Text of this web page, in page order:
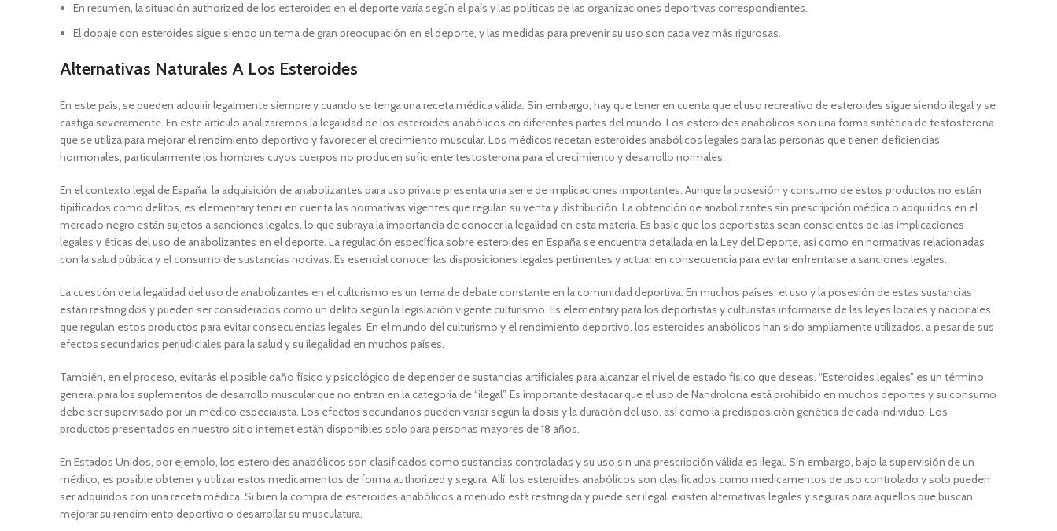
En resumen, la situación authorized de los esteroides en el deporte varía según el país y las políticas de las organizaciones deportivas correspondientes.
El dopaje con esteroides sigue siendo un tema de gran preocupación en el deporte, y las medidas para prevenir su uso son cada vez más rigurosas.
Alternativas Naturales A Los Esteroides
En este país, se pueden adquirir legalmente siempre y cuando se tenga una receta médica válida. Sin embargo, hay que tener en cuenta que el uso recreativo de esteroides sigue siendo ilegal y se
castiga severamente. En este artículo analizaremos la legalidad de los esteroides anabólicos en diferentes partes del mundo. Los esteroides anabólicos son una forma sintética de testosterona
que se utiliza para mejorar el rendimiento deportivo y favorecer el crecimiento muscular. Los médicos recetan esteroides anabólicos legales para las personas que tienen deficiencias
hormonales, particularmente los hombres cuyos cuerpos no producen suficiente testosterona para el crecimiento y desarrollo normales.
En el contexto legal de España, la adquisición de anabolizantes para uso private presenta una serie de implicaciones importantes. Aunque la posesión y consumo de estos productos no están
tipificados como delitos, es elementary tener en cuenta las normativas vigentes que regulan su venta y distribución. La obtención de anabolizantes sin prescripción médica o adquiridos en el
mercado negro están sujetos a sanciones legales, lo que subraya la importancia de conocer la legalidad en esta materia. Es basic que los deportistas sean conscientes de las implicaciones
legales y éticas del uso de anabolizantes en el deporte. La regulación específica sobre esteroides en España se encuentra detallada en la Ley del Deporte, así como en normativas relacionadas
con la salud pública y el consumo de sustancias nocivas. Es esencial conocer las disposiciones legales pertinentes y actuar en consecuencia para evitar enfrentarse a sanciones legales.
La cuestión de la legalidad del uso de anabolizantes en el culturismo es un tema de debate constante en la comunidad deportiva. En muchos países, el uso y la posesión de estas sustancias
están restringidos y pueden ser considerados como un delito según la legislación vigente culturismo. Es elementary para los deportistas y culturistas informarse de las leyes locales y nacionales
que regulan estos productos para evitar consecuencias legales. En el mundo del culturismo y el rendimiento deportivo, los esteroides anabólicos han sido ampliamente utilizados, a pesar de sus
efectos secundarios perjudiciales para la salud y su ilegalidad en muchos países.
También, en el proceso, evitarás el posible daño físico y psicológico de depender de sustancias artificiales para alcanzar el nivel de estado físico que deseas. “Esteroides legales” es un término
general para los suplementos de desarrollo muscular que no entran en la categoría de “ilegal”. Es importante destacar que el uso de Nandrolona está prohibido en muchos deportes y su consumo
debe ser supervisado por un médico especialista. Los efectos secundarios pueden variar según la dosis y la duración del uso, así como la predisposición genética de cada individuo. Los
productos presentados en nuestro sitio internet están disponibles solo para personas mayores de 18 años.
En Estados Unidos, por ejemplo, los esteroides anabólicos son clasificados como sustancias controladas y su uso sin una prescripción válida es ilegal. Sin embargo, bajo la supervisión de un
médico, es posible obtener y utilizar estos medicamentos de forma authorized y segura. Allí, los esteroides anabólicos son clasificados como medicamentos de uso controlado y solo pueden
ser adquiridos con una receta médica. Si bien la compra de esteroides anabólicos a menudo está restringida y puede ser ilegal, existen alternativas legales y seguras para aquellos que buscan
mejorar su rendimiento deportivo o desarrollar su musculatura.